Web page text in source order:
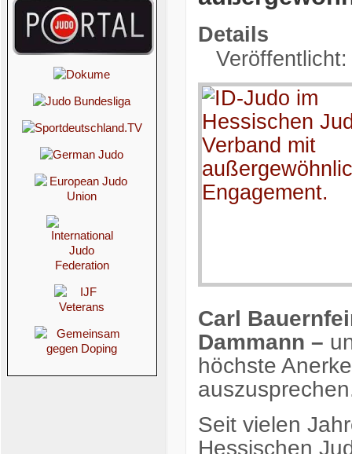
Details
Carl
Dammann –
höchste
Seit vielen
Hessischen